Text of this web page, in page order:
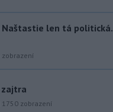
Naštastie len tá politická.
zobrazení
zajtra
1750 zobrazení